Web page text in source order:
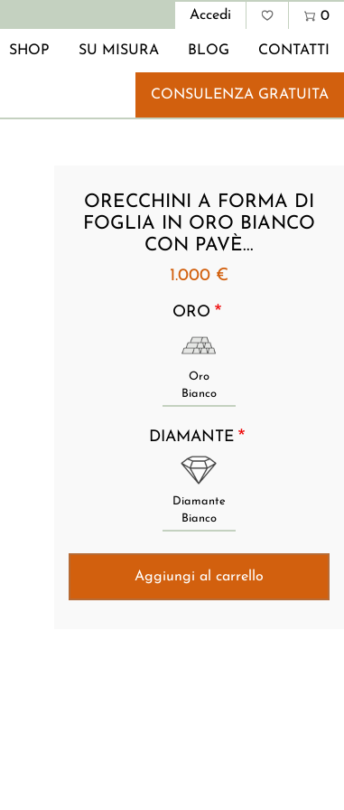
Menu
Accedi 0
SHOP SU MISURA BLOG CONTATTI
CONSULENZA GRATUITA
ORECCHINI A FORMA DI
FOGLIA IN ORO BIANCO
CON PAVÈ...
1.000 €
ORO
Oro
Bianco
DIAMANTE
Diamante
Bianco
Aggiungi al carrello